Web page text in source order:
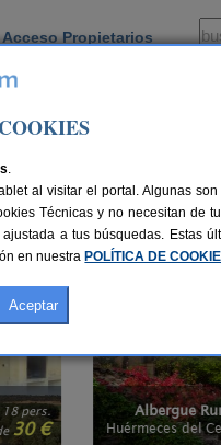
Acceso Propietarios
diferente para disfrutar de
también puedes
y disfruta de un viaje
18 pers.
30 €
Albergue
Huérmeces del
.
al visitar el portal. Algunas
Técnicas y no necesitan de
a tus búsquedas. Estas
en nuestra POLÍTICA DE